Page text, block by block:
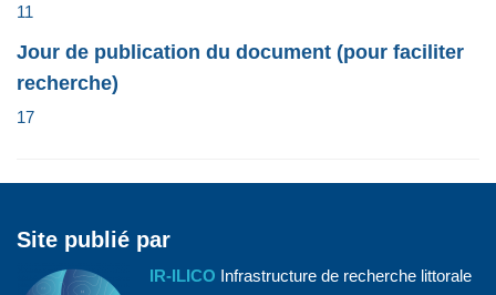
11
Jour de publication du document (pour faciliter
recherche)
17
Site publié par
IR-ILICO Infrastructure de recherche littorale